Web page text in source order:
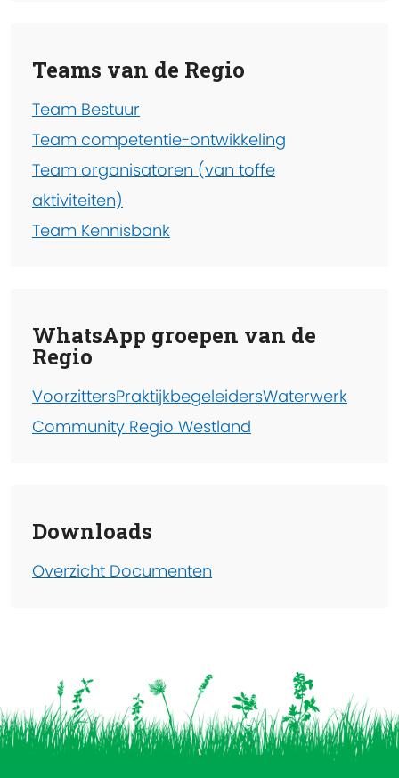
Teams van de Regio
Team Bestuur
Team competentie-ontwikkeling
Team organisatoren (van toffe
aktiviteiten)
Team Kennisbank
WhatsApp groepen van de
Regio
VoorzittersPraktijkbegeleidersWaterwerk
Community Regio Westland
Downloads
Overzicht Documenten